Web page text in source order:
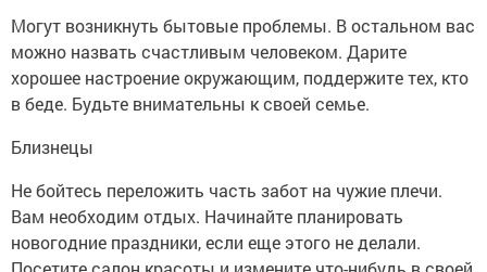
Могут возникнуть бытовые проблемы. В остальном вас
можно назвать счастливым человеком. Дарите
хорошее настроение окружающим, поддержите тех, кто
в беде. Будьте внимательны к своей семье.
Близнецы
Не бойтесь переложить часть забот на чужие плечи.
Вам необходим отдых. Начинайте планировать
новогодние праздники, если еще этого не делали.